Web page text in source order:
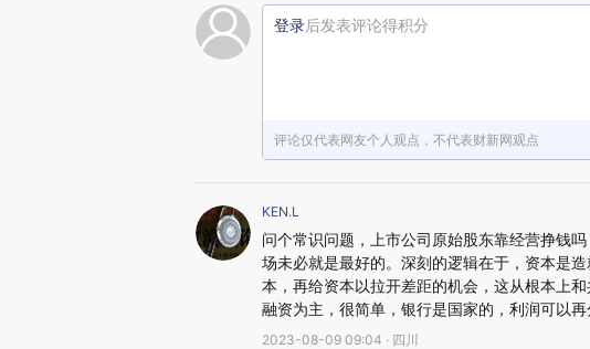
登录后发表评论得积分
评论仅代表网友个人观点，不代表财新网观点
KEN.L
问个常识问题，上市公司原始股东靠经营挣钱
场未必就是最好的。深刻的逻辑在于，资本是
本，再给资本以拉开差距的机会，这从根本上
融资为主，很简单，银行是国家的，利润可以再
2023-08-09 09:04 · 四川